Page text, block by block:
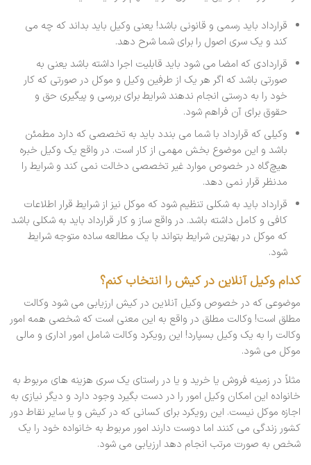
قرارداد باید رسمی و قانونی باشد! یعنی وکیل باید بداند که چه می
کند و یک سری اصول را برای شما شرح دهد.
قراردادی که امضا می شود باید قابلیت اجرا داشته باشد یعنی به
صورتی باشد که اگر هر یک از طرفین وکیل و موکل در صورتی که کار
خود را به درستی انجام ندهند شرایط برای بررسی و پیگیری حق و
حقوق برای آن فراهم شود.
وکیلی که قرارداد با شما می بندد باید به تخصصی که دارد مطمئن
باشد و این موضوع بخش مهمی از کار است. در واقع یک وکیل خبره
هیچ‌گاه در خصوص موارد غیر تخصصی دخالت نمی کند و شرایط را
مدنظر قرار نمی دهد.
قرارداد باید به شکلی تنظیم شود که موکل نیز از شرایط قرار اطلاعات
کافی و کامل داشته باشد. در واقع ساز و کار قرارداد باید به شکلی باشد
که موکل در بهترین شرایط بتواند با یک مطالعه ساده متوجه شرایط
شود.
کدام وکیل آنلاین در کیش را انتخاب کنم؟
موضوعی که در خصوص وکیل آنلاین در کیش ارزیابی می شود وکالت
مطلق است! وکالت مطلق در واقع به این معنی است که شخصی همه امور
وکالت را به یک وکیل بسپارد! این رویکرد وکالت شامل امور اداری و مالی
موکل می شود.
مثلاً در زمینه فروش یا خرید و یا در راستای یک سری هزینه های مربوط به
خانواده این امکان وکیل امور را در دست بگیرد وجود دارد و دیگر نیازی به
اجازه موکل نیست. این رویکرد برای کسانی که در کیش و یا سایر نقاط دور
کشور زندگی می کنند اما دوست دارند امور مربوط به خانواده خود را یک
شخص به صورت مرتب انجام دهد ارزیابی می شود.